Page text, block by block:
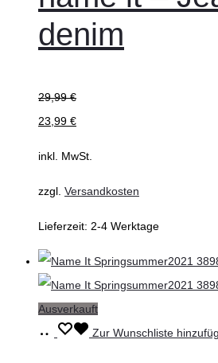
mehrere
Varianten
auf.
Optionen
können
Produktseite
denim
29,99€
23,99 €
inkl. MwSt.
zzgl. Versandkosten
Lieferzeit: 2-4 Werktage
Ausverkauft
Ausführung
Dieses Zur Wunschliste